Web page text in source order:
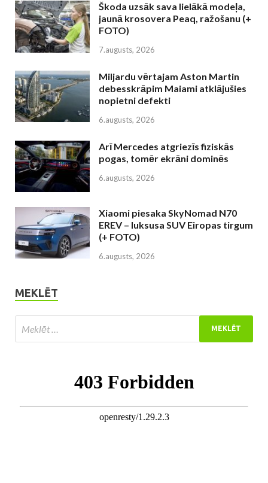
Škoda uzsāk sava lielākā modeļa,
jaunā krosovera Peaq, ražošanu (+
FOTO)
7.augusts, 2026
Miljardu vērtajam Aston Martin
debesskrāpim Maiami atklājušies
nopietni defekti
6.augusts, 2026
Arī Mercedes atgriezīs fiziskās
pogas, tomēr ekrāni dominēs
6.augusts, 2026
Xiaomi piesaka SkyNomad N70
EREV – luksusa SUV Eiropas tirgum
(+ FOTO)
6.augusts, 2026
MEKLĒT